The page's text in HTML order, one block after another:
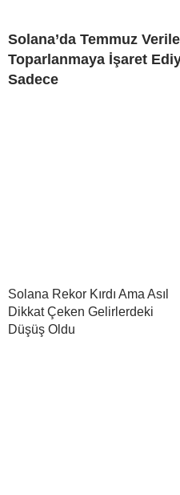
Solana’da Temmuz
Toparlanmaya İşaret
Sadece
Solana Rekor Kırdı Ama Asıl
Dikkat Çeken Gelirlerdeki
Düşüş Oldu